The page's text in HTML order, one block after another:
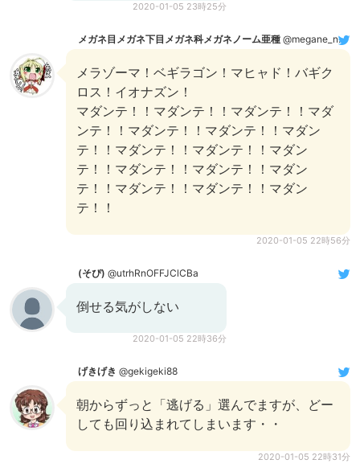
2020-01-05 23時25分
メガネ目メガネ下目メガネ科メガネノーム亜種 @megane_norm
メラゾーマ！ベギラゴン！マヒャド！バギク
ロス！イオナズン！
マダンテ！！マダンテ！！マダンテ！！マダ
ンテ！！マダンテ！！マダンテ！！マダン
テ！！マダンテ！！マダンテ！！マダン
テ！！マダンテ！！マダンテ！！マダン
テ！！マダンテ！！マダンテ！！マダン
テ！！
2020-01-05 22時56分
(そぴ) @utrhRnOFFJClCBa
倒せる気がしない
2020-01-05 22時36分
げきげき @gekigeki88
朝からずっと「逃げる」選んでますが、どー
しても回り込まれてしまいます・・
2020-01-05 22時31分